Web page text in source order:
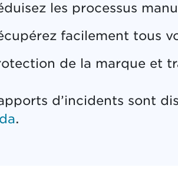
les processus
facilement tous
de la marque et
d’incidents sont
.